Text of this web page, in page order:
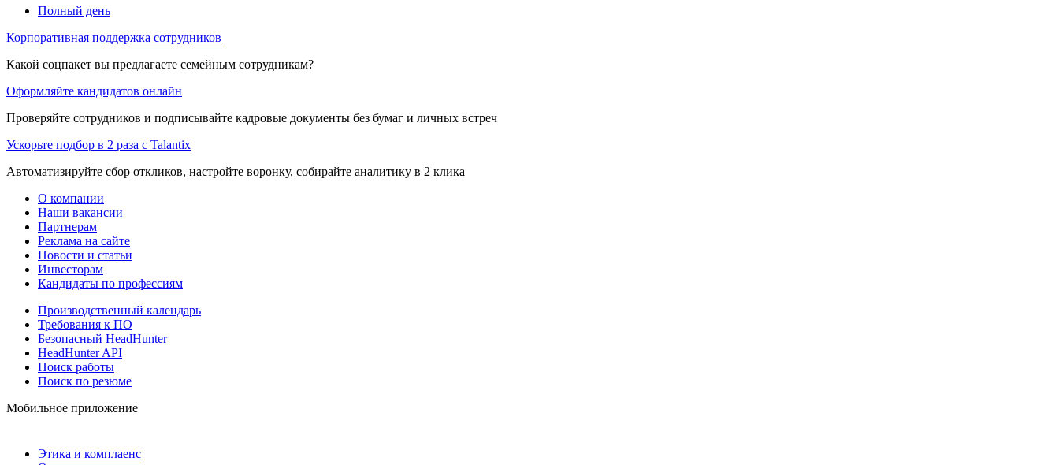
Полный день
Корпоративная поддержка сотрудников
Какой соцпакет вы предлагаете семейным сотрудникам?
Оформляйте кандидатов онлайн
Проверяйте сотрудников и подписывайте кадровые документы без бумаг и личных встреч
Ускорьте подбор в 2 раза с Talantix
Автоматизируйте сбор откликов, настройте воронку, собирайте аналитику в 2 клика
О компании
Наши вакансии
Партнерам
Реклама на сайте
Новости и статьи
Инвесторам
Кандидаты по профессиям
Производственный календарь
Требования к ПО
Безопасный HeadHunter
HeadHunter API
Поиск работы
Поиск по резюме
Мобильное приложение
Этика и комплаенс